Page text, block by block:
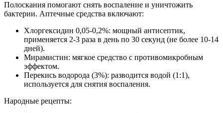
Полоскания помогают снять воспаление и уничтожить
бактерии. Аптечные средства включают:
Хлоргексидин 0,05-0,2%: мощный антисептик,
применяется 2-3 раза в день по 30 секунд (не более 10-14
дней).
Мирамистин: мягкое средство с противомикробным
эффектом.
Перекись водорода (3%): разводится водой (1:1),
используется для снятия воспаления.
Народные рецепты: